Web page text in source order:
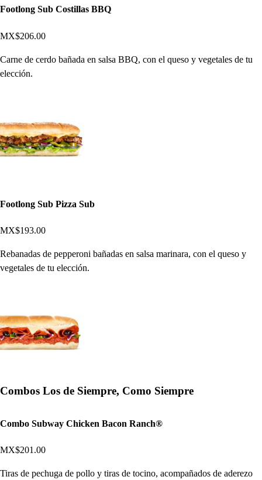
Footlong Sub Costillas BBQ
MX$206.00
Carne de cerdo bañada en salsa BBQ, con el queso y vegetales de tu
elección.
Footlong Sub Pizza Sub
MX$193.00
Rebanadas de pepperoni bañadas en salsa marinara, con el queso y
vegetales de tu elección.
Combos Los de Siempre, Como Siempre
Combo Subway Chicken Bacon Ranch®
MX$201.00
Tiras de pechuga de pollo y tiras de tocino, acompañados de aderezo